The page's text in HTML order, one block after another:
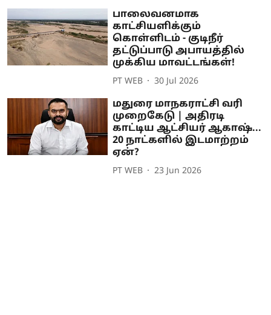
பாலைவனமாக
காட்சியளிக்கும்
கொள்ளிடம் - குடிநீர்
தட்டுப்பாடு அபாயத்தில்
முக்கிய மாவட்டங்கள்!
PT WEB 30 Jul 2026
மதுரை மாநகராட்சி வரி
முறைகேடு | அதிரடி
காட்டிய ஆட்சியர் ஆகாஷ்...
20 நாட்களில் இடமாற்றம்
ஏன்?
PT WEB 23 Jun 2026